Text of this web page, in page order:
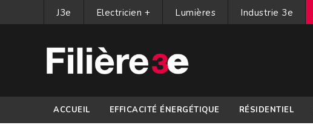
J3e Electricien + Lumières Industrie 3e
ACCUEIL EFFICACITÉ ÉNERGÉTIQUE RÉSIDENTIEL